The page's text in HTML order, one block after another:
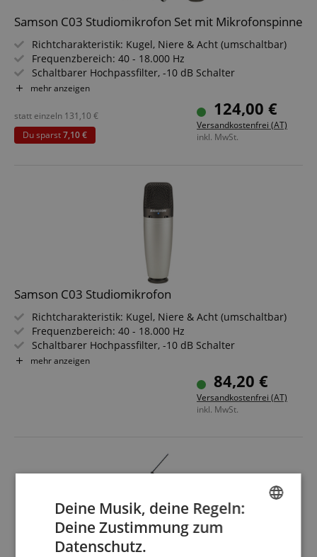
Samson C03 Studiomikrofon Set mit Mikrofonspinne
Richtcharakteristik: Kugel, Niere & Acht (umschaltbar)
Frequenzbereich: 40 - 18.000 Hz
Schaltbarer Hochpassfilter, -10 dB Schalter
LED-Anzeige für Phantomspeisung
mehr anzeigen
124,00 €
Versandkostenfrei (AT)
inkl. MwSt.
statt einzeln 131,10 €
Du sparst7,10 €
Samson C03 Studiomikrofon
Richtcharakteristik: Kugel, Niere & Acht (umschaltbar)
Frequenzbereich: 40 - 18.000 Hz
Schaltbarer Hochpassfilter, -10 dB Schalter
LED-Anzeige für Phantomspeisung
mehr anzeigen
84,20 €
Versandkostenfrei (AT)
inkl. MwSt.
Deine Musik, deine Regeln:
Deine Zustimmung zum
Datenschutz.